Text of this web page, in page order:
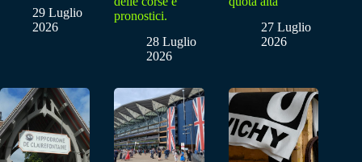
29 Luglio
2026
pronostici.
28 Luglio
2026
27 Luglio
2026